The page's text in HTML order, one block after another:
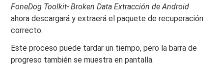
FoneDog Toolkit- Broken Data Extracción de Android
ahora descargará y extraerá el paquete de recuperación
correcto.
Este proceso puede tardar un tiempo, pero la barra de
progreso también se muestra en pantalla.